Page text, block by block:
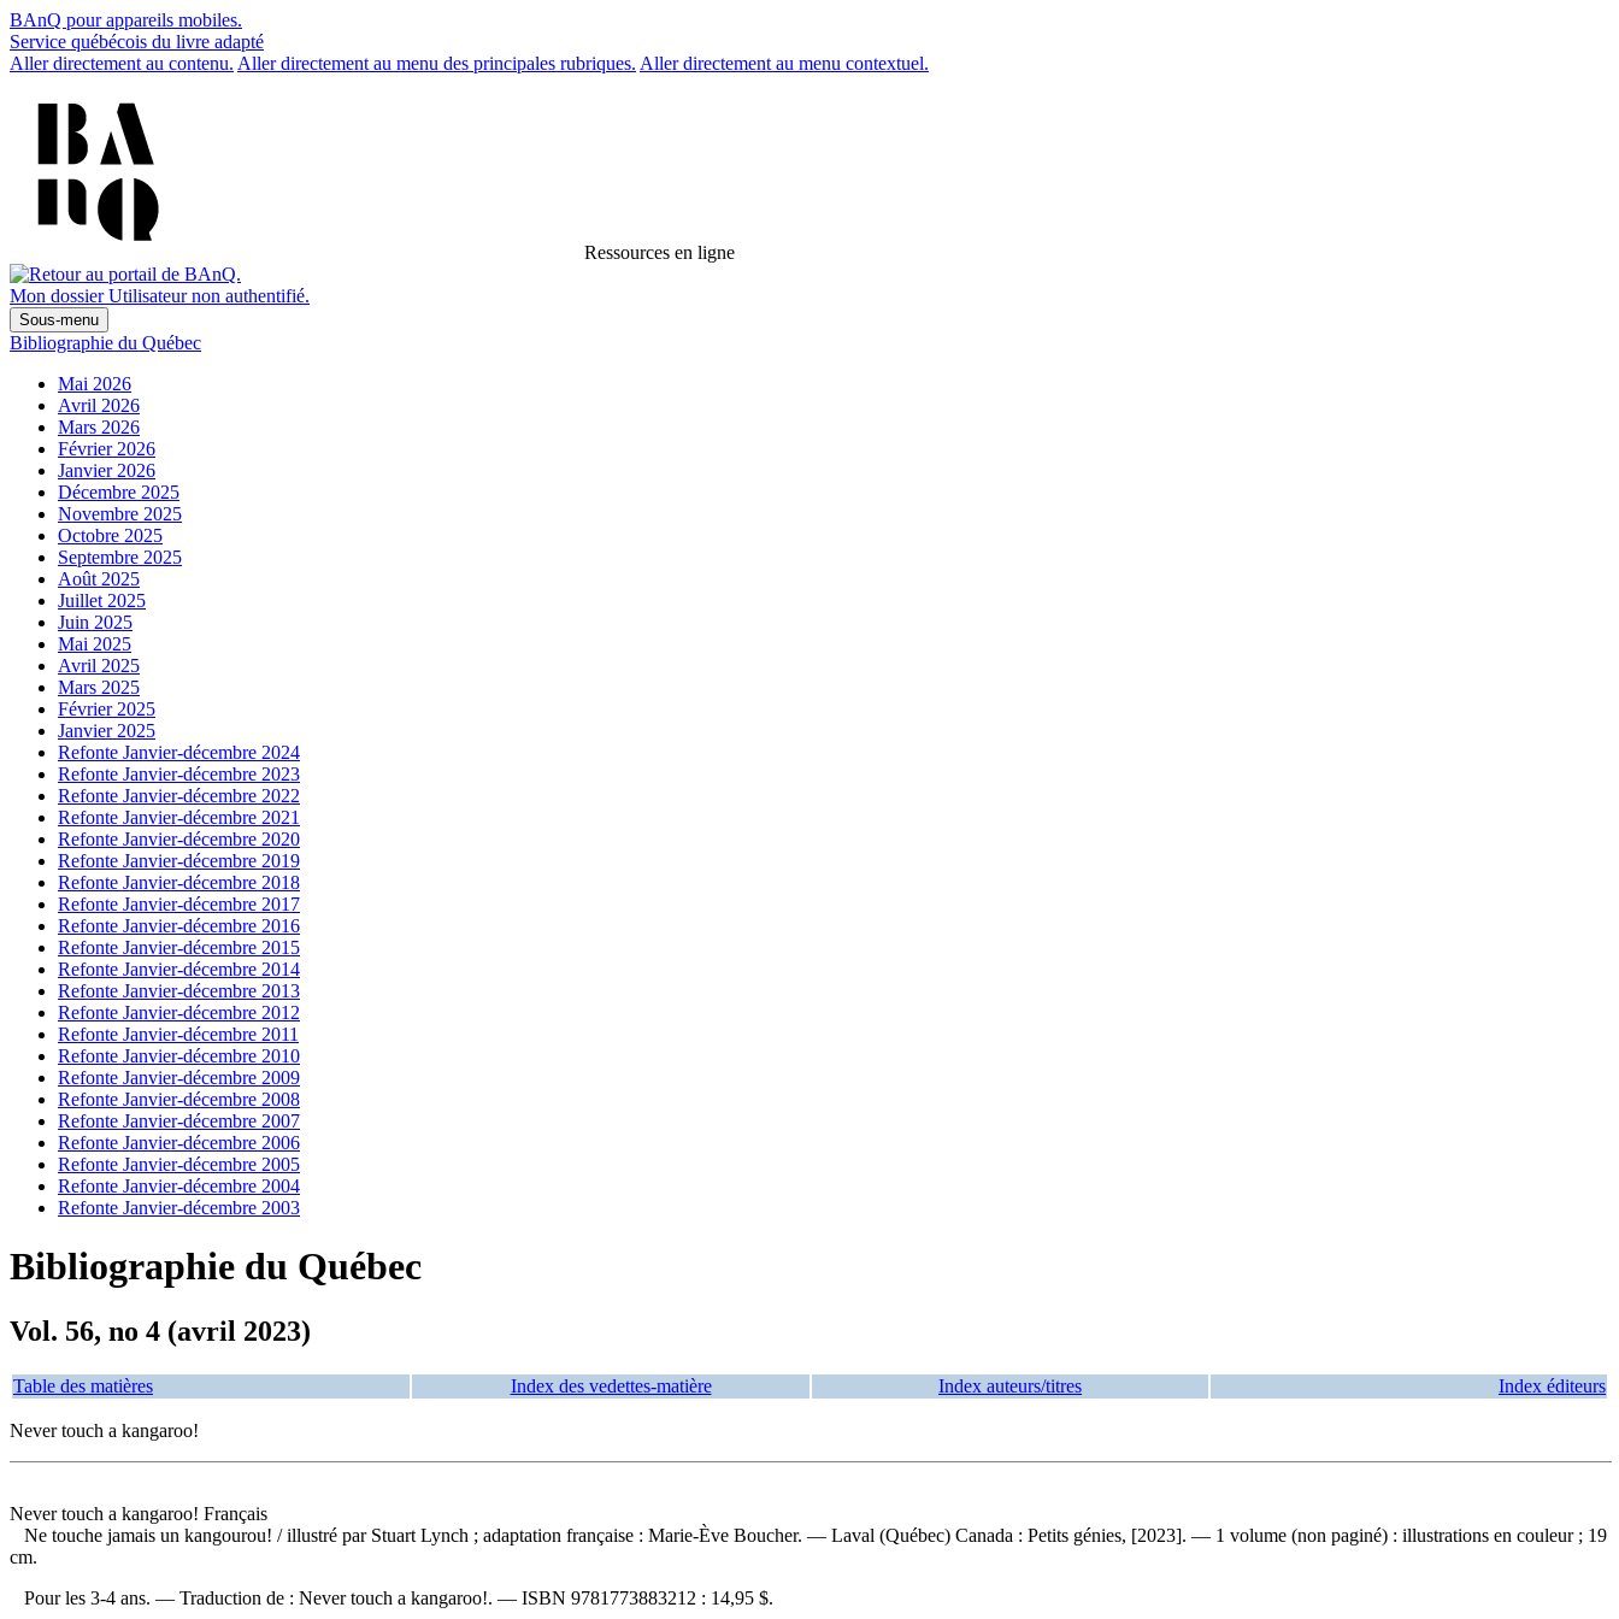
BAnQ pour appareils mobiles.
Service québécois du livre adapté
Aller directement au contenu. Aller directement au menu des principales rubriques. Aller directement au menu contextuel.
Ressources en ligne
Mon dossier Utilisateur non authentifié.
Sous-menu
Bibliographie du Québec
Mai 2026
Avril 2026
Mars 2026
Février 2026
Janvier 2026
Décembre 2025
Novembre 2025
Octobre 2025
Septembre 2025
Août 2025
Juillet 2025
Juin 2025
Mai 2025
Avril 2025
Mars 2025
Février 2025
Janvier 2025
Refonte Janvier-décembre 2024
Refonte Janvier-décembre 2023
Refonte Janvier-décembre 2022
Refonte Janvier-décembre 2021
Refonte Janvier-décembre 2020
Refonte Janvier-décembre 2019
Refonte Janvier-décembre 2018
Refonte Janvier-décembre 2017
Refonte Janvier-décembre 2016
Refonte Janvier-décembre 2015
Refonte Janvier-décembre 2014
Refonte Janvier-décembre 2013
Refonte Janvier-décembre 2012
Refonte Janvier-décembre 2011
Refonte Janvier-décembre 2010
Refonte Janvier-décembre 2009
Refonte Janvier-décembre 2008
Refonte Janvier-décembre 2007
Refonte Janvier-décembre 2006
Refonte Janvier-décembre 2005
Refonte Janvier-décembre 2004
Refonte Janvier-décembre 2003
Bibliographie du Québec
Vol. 56, no 4 (avril 2023)
Table des matières Index des vedettes-matière Index auteurs/titres Index éditeurs
Never touch a kangaroo!
Never touch a kangaroo! Français
Ne touche jamais un kangourou! / illustré par Stuart Lynch ; adaptation française : Marie-Ève Boucher. — Laval (Québec) Canada : Petits génies, [2023]. — 1 volume (non paginé) : illustrations en couleur ; 19
cm.
Pour les 3-4 ans. — Traduction de : Never touch a kangaroo!. — ISBN 9781773883212 : 14,95 $.